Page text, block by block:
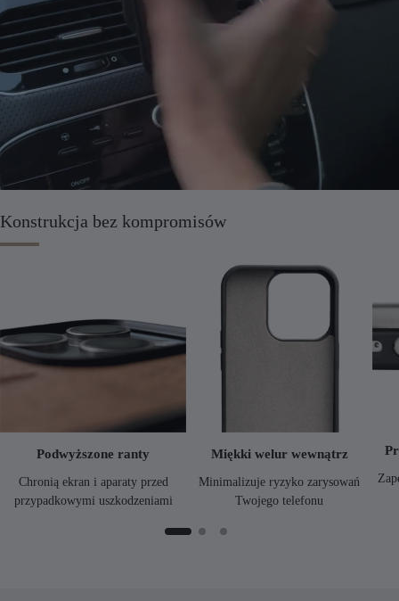
Konstrukcja bez kompromisów
Podwyższone ranty
Chronią ekran i aparaty przed
przypadkowymi uszkodzeniami
Miękki welur wewnątrz
Minimalizuje ryzyko zarysowań
Twojego telefonu